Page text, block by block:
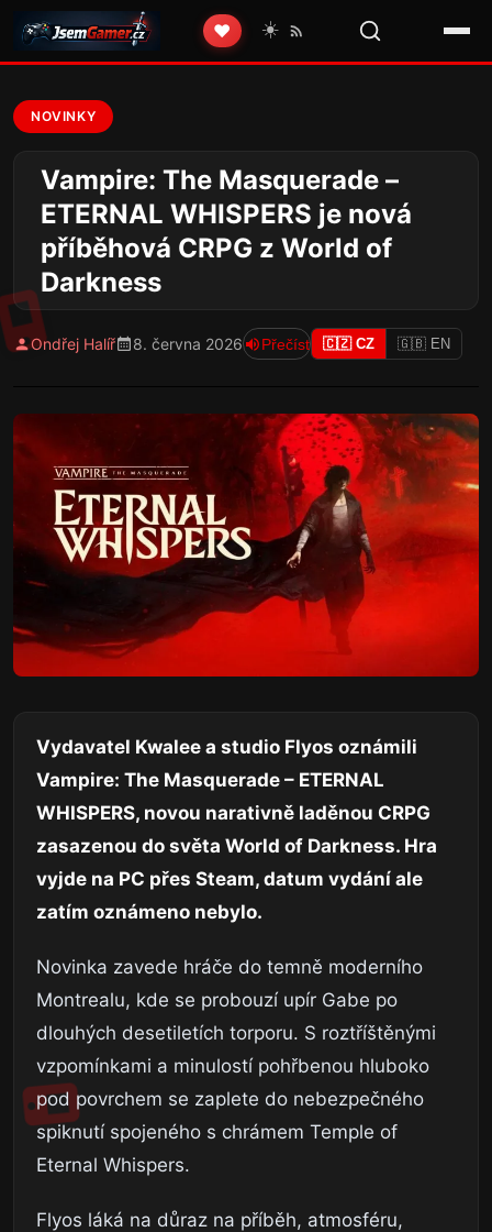
❤️ ☀️
NOVINKY
Vampire: The Masquerade –
ETERNAL WHISPERS je nová
příběhová CRPG z World of
Darkness
Ondřej Halíř 8. června 2026 Přečíst 🇨🇿 CZ 🇬🇧 EN
Vydavatel Kwalee a studio Flyos oznámili
Vampire: The Masquerade – ETERNAL
WHISPERS, novou narativně laděnou CRPG
zasazenou do světa World of Darkness. Hra
vyjde na PC přes Steam, datum vydání ale
zatím oznámeno nebylo.
Novinka zavede hráče do temně moderního
Montrealu, kde se probouzí upír Gabe po
dlouhých desetiletích torporu. S roztříštěnými
vzpomínkami a minulostí pohřbenou hluboko
pod povrchem se zaplete do nebezpečného
spiknutí spojeného s chrámem Temple of
Eternal Whispers.
Flyos láká na důraz na příběh, atmosféru,